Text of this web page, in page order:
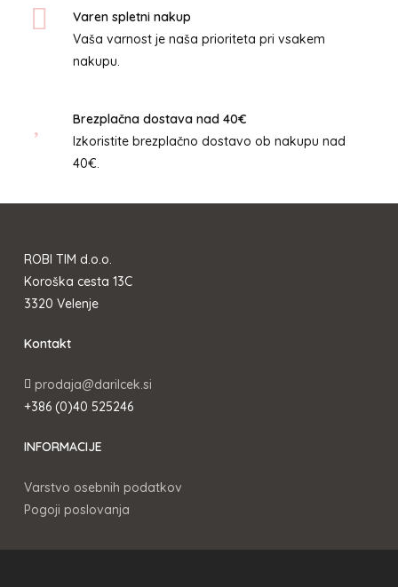
Varen spletni nakup
Vaša varnost je naša prioriteta pri vsakem
nakupu.
Brezplačna dostava nad 40€
Izkoristite brezplačno dostavo ob nakupu nad
40€.
ROBI TIM d.o.o.
Koroška cesta 13C
3320 Velenje
Kontakt
prodaja@darilcek.si
+386 (0)40 525246
INFORMACIJE
Varstvo osebnih podatkov
Pogoji poslovanja